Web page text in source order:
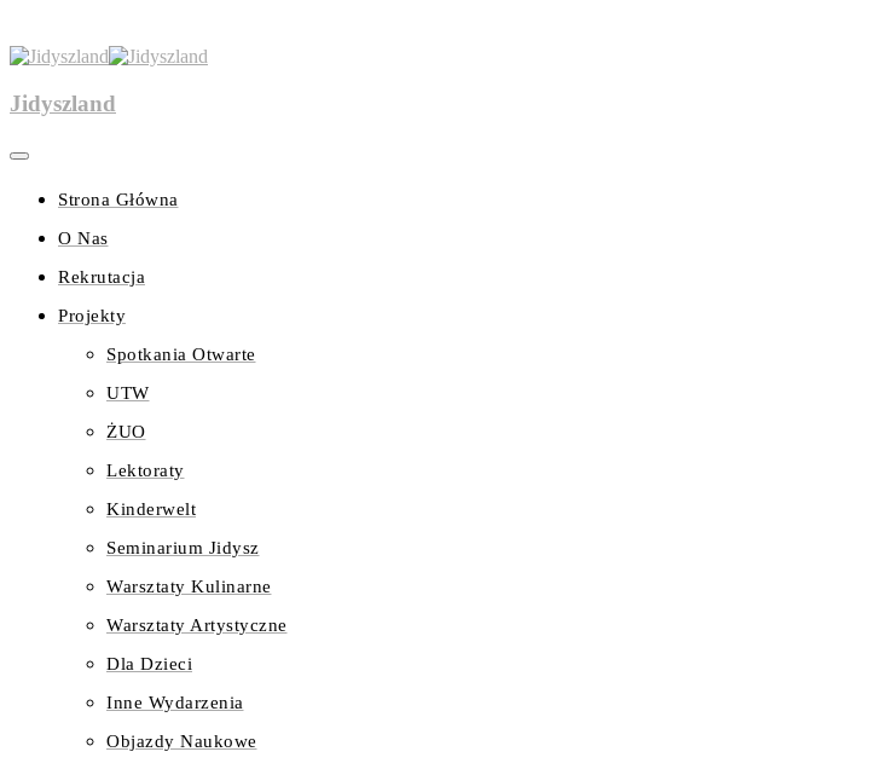
Jidyszland
Strona Główna
O Nas
Rekrutacja
Projekty
Spotkania Otwarte
UTW
ŻUO
Lektoraty
Kinderwelt
Seminarium Jidysz
Warsztaty Kulinarne
Warsztaty Artystyczne
Dla Dzieci
Inne Wydarzenia
Objazdy Naukowe